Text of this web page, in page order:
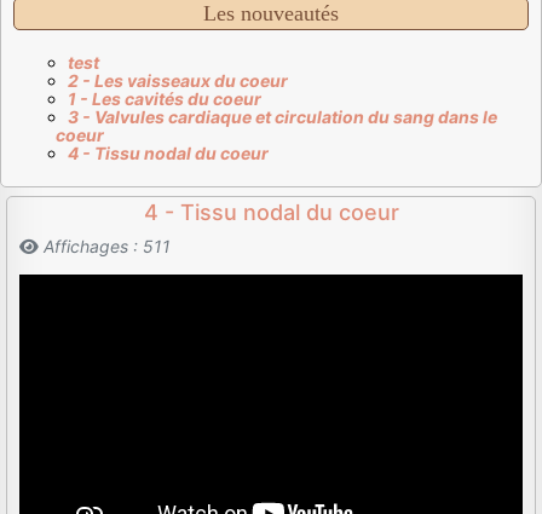
Les nouveautés
test
2 - Les vaisseaux du coeur
1 - Les cavités du coeur
3 - Valvules cardiaque et circulation du sang dans le
coeur
4 - Tissu nodal du coeur
4 - Tissu nodal du coeur
Affichages : 511